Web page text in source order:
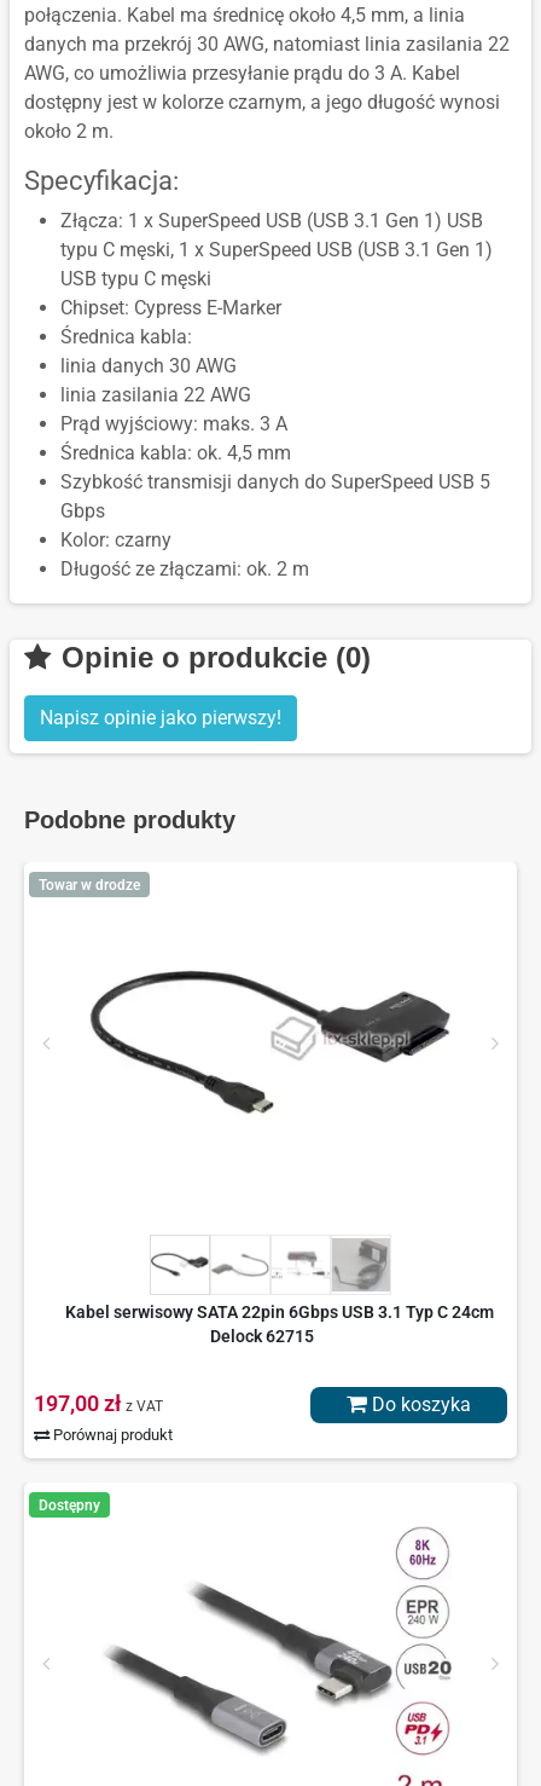
połączenia. Kabel ma średnicę około 4,5 mm, a linia
danych ma przekrój 30 AWG, natomiast linia zasilania 22
AWG, co umożliwia przesyłanie prądu do 3 A. Kabel
dostępny jest w kolorze czarnym, a jego długość wynosi
około 2 m.
Specyfikacja:
Złącza: 1 x SuperSpeed USB (USB 3.1 Gen 1) USB
typu C męski, 1 x SuperSpeed USB (USB 3.1 Gen 1)
USB typu C męski
Chipset: Cypress E-Marker
Średnica kabla:
linia danych 30 AWG
linia zasilania 22 AWG
Prąd wyjściowy: maks. 3 A
Średnica kabla: ok. 4,5 mm
Szybkość transmisji danych do SuperSpeed USB 5
Gbps
Kolor: czarny
Długość ze złączami: ok. 2 m
Opinie o produkcie (0)
Napisz opinie jako pierwszy!
Podobne produkty
Towar w drodze
Kabel serwisowy SATA 22pin 6Gbps USB 3.1 Typ C 24cm
Delock 62715
197,00 zł z VAT
Porównaj produkt
Do koszyka
Dostępny